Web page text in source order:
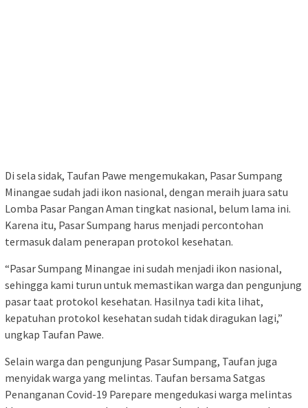
Di sela sidak, Taufan Pawe mengemukakan, Pasar Sumpang
Minangae sudah jadi ikon nasional, dengan meraih juara satu
Lomba Pasar Pangan Aman tingkat nasional, belum lama ini.
Karena itu, Pasar Sumpang harus menjadi percontohan
termasuk dalam penerapan protokol kesehatan.
“Pasar Sumpang Minangae ini sudah menjadi ikon nasional,
sehingga kami turun untuk memastikan warga dan pengunjung
pasar taat protokol kesehatan. Hasilnya tadi kita lihat,
kepatuhan protokol kesehatan sudah tidak diragukan lagi,”
ungkap Taufan Pawe.
Selain warga dan pengunjung Pasar Sumpang, Taufan juga
menyidak warga yang melintas. Taufan bersama Satgas
Penanganan Covid-19 Parepare mengedukasi warga melintas